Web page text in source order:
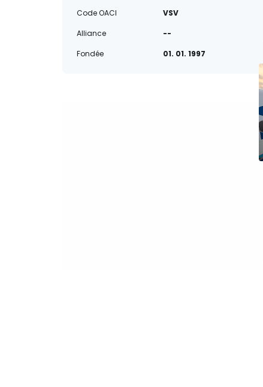
Code OACI
VSV
Alliance
--
Fondée
01. 01. 1997